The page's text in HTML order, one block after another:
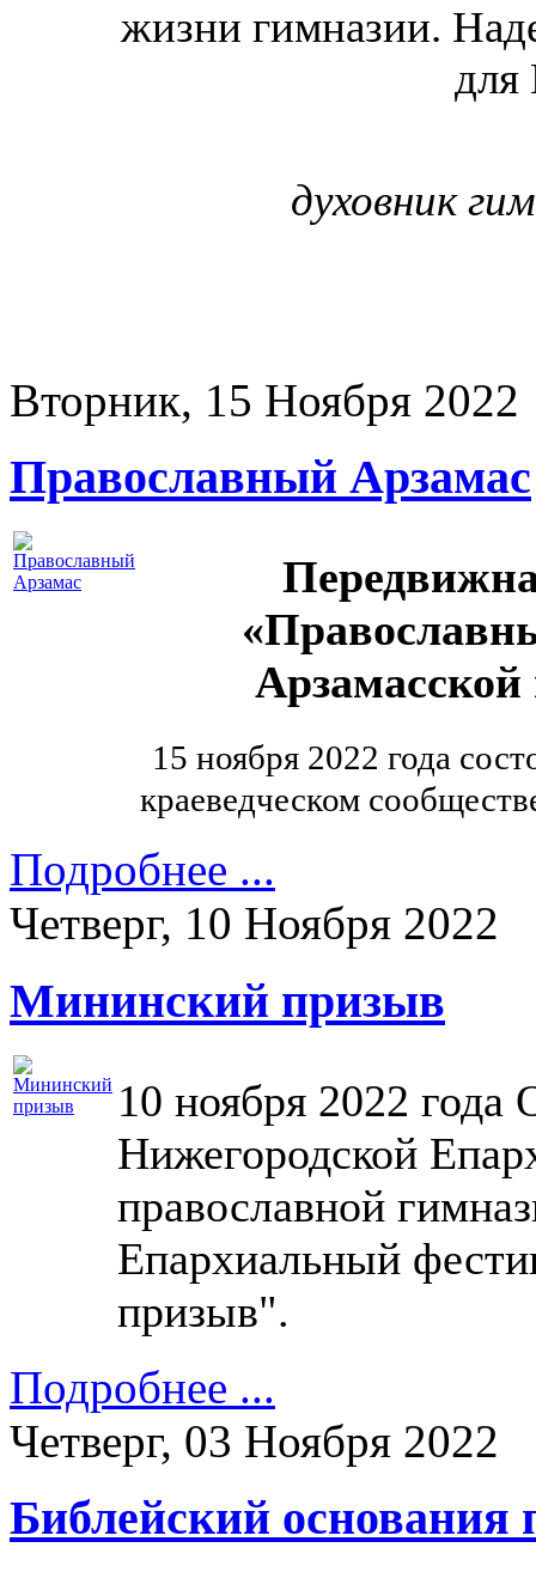
жизни гимназии.
для
духовник
Вторник, 15 Ноября 2022
Православный Арзамас
15 ноября 2022 года
краеведческом
Подробнее ...
Четверг, 10 Ноября 2022
Мининский призыв
10 ноября 2022 года
Нижегородской
православной
Епархиальный
призыв".
Подробнее ...
Четверг, 03 Ноября 2022
Библейский основания